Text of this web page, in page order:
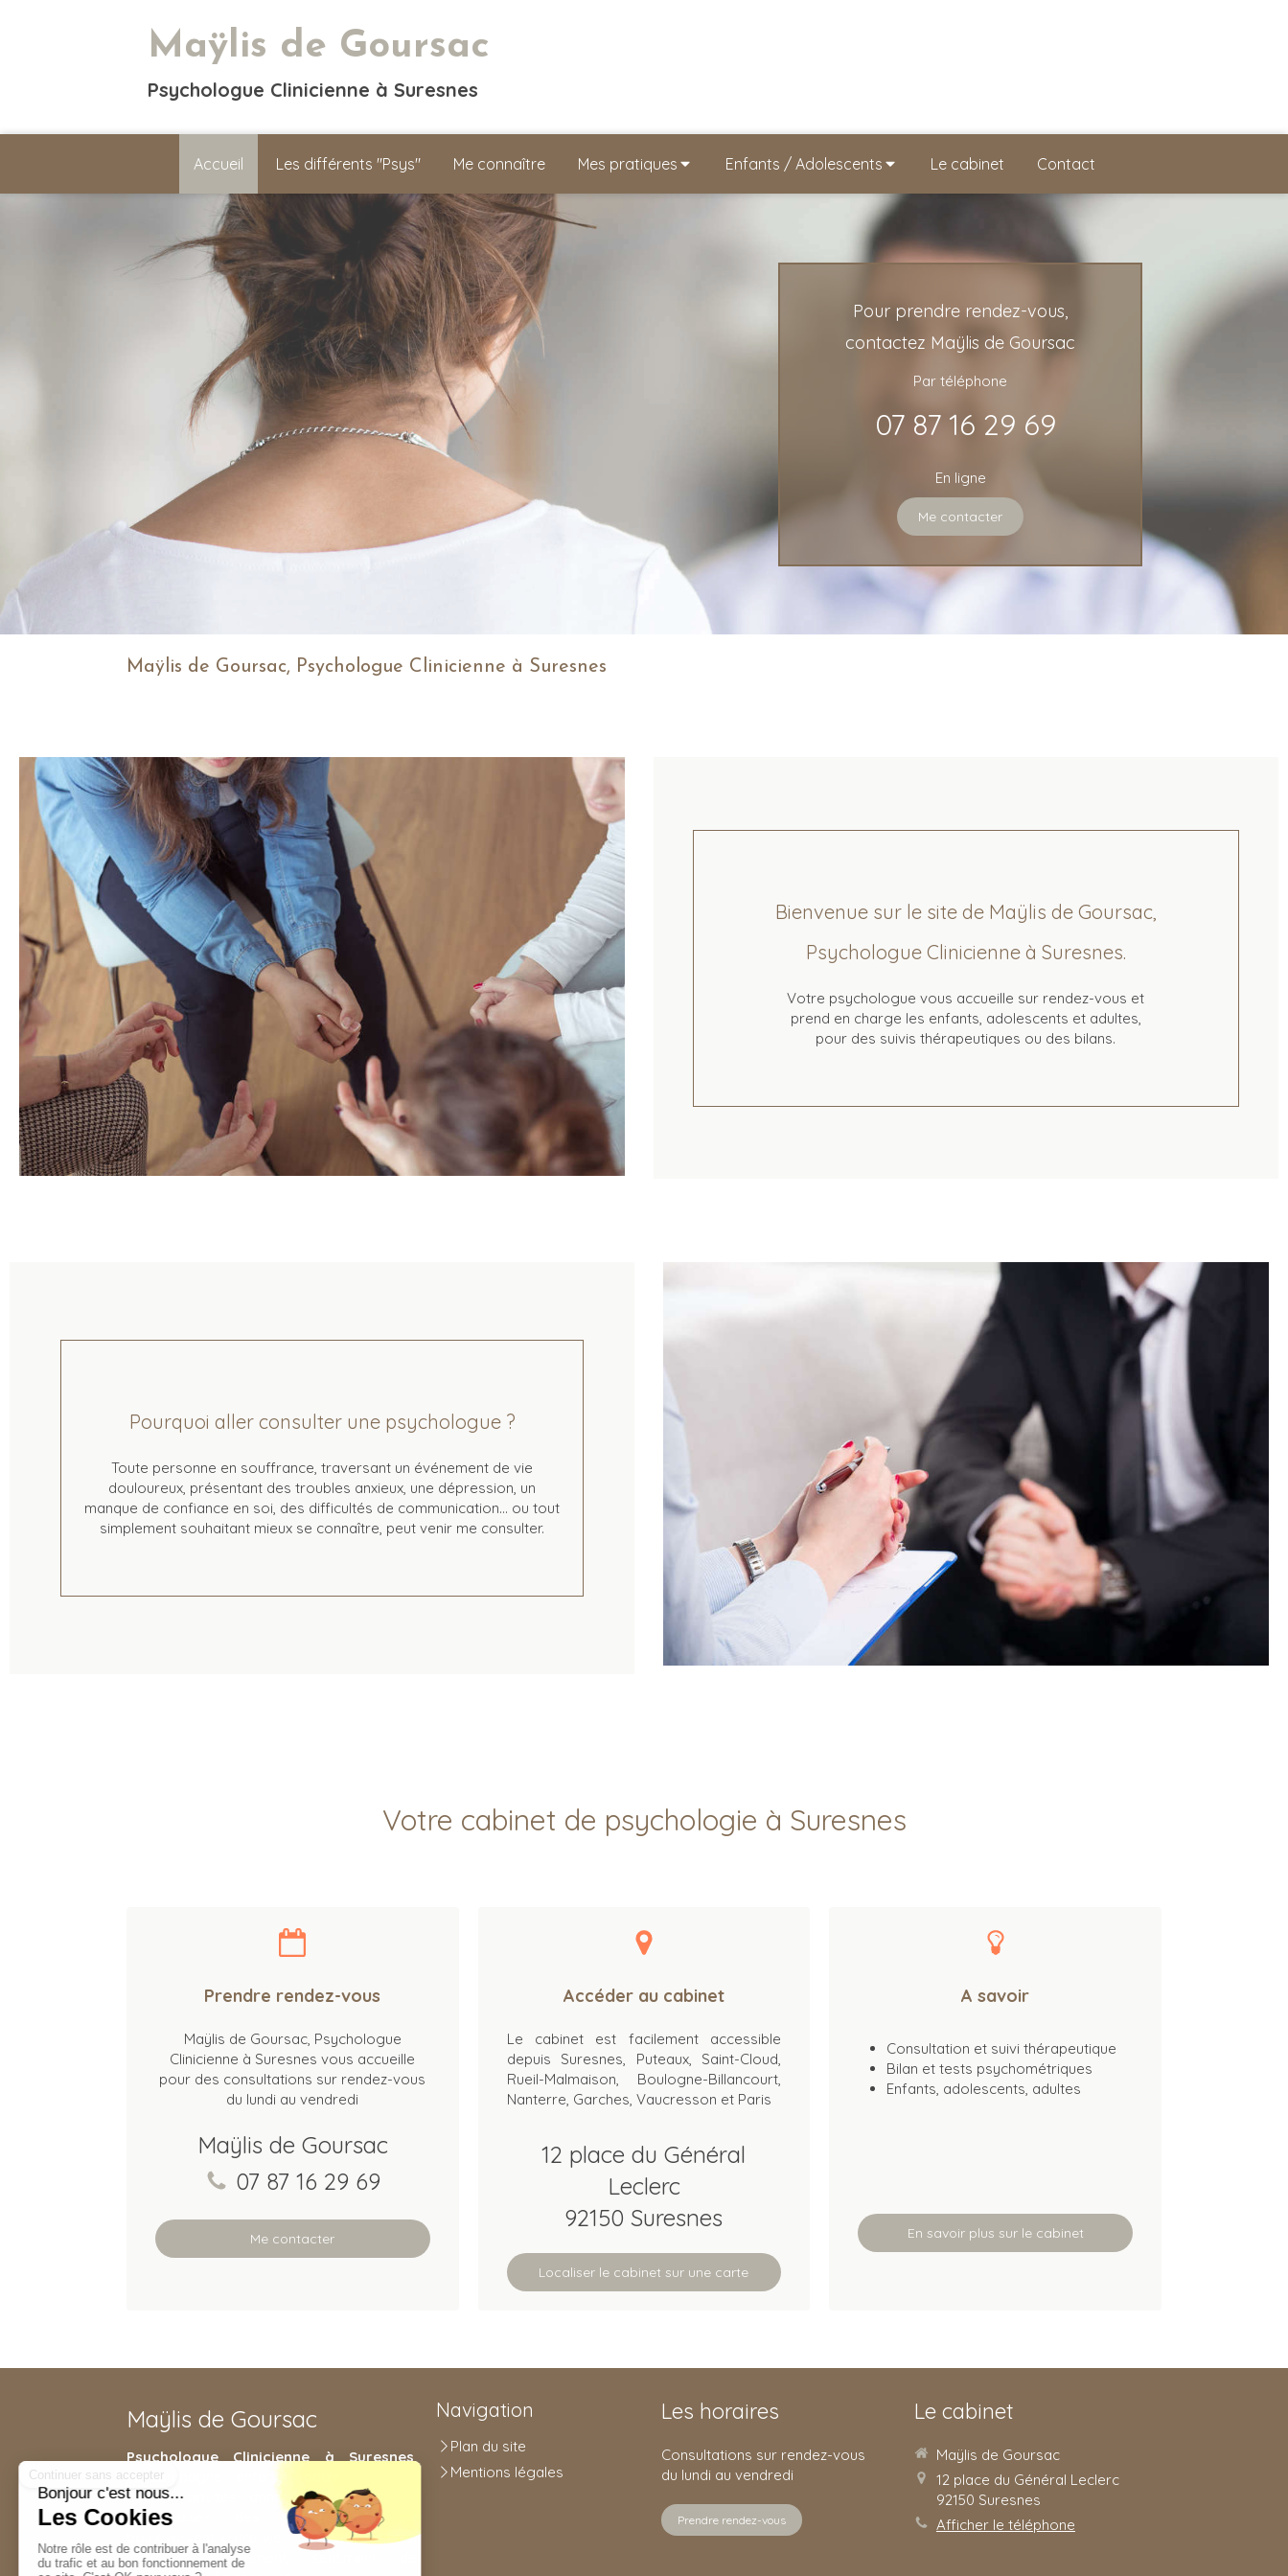
Maÿlis de Goursac
Psychologue Clinicienne à Suresnes
Accueil Les différents "Psys" Me connaître Mes pratiques Enfants / Adolescents Le cabinet Contact
Pour prendre rendez-vous,
contactez Maÿlis de Goursac
Par téléphone
07 87 16 29 69
En ligne
Me contacter
Maÿlis de Goursac, Psychologue Clinicienne à Suresnes
Bienvenue sur le site de Maÿlis de Goursac,
Psychologue Clinicienne à Suresnes.
Votre psychologue vous accueille sur rendez-vous et
prend en charge les enfants, adolescents et adultes,
pour des suivis thérapeutiques ou des bilans.
Pourquoi aller consulter une psychologue ?
Toute personne en souffrance, traversant un événement de vie
douloureux, présentant des troubles anxieux, une dépression, un
manque de confiance en soi, des difficultés de communication… ou tout
simplement souhaitant mieux se connaître, peut venir me consulter.
Votre cabinet de psychologie à Suresnes
Prendre rendez-vous
Maÿlis de Goursac, Psychologue
Clinicienne à Suresnes vous accueille
pour des consultations sur rendez-vous
du lundi au vendredi
Maÿlis de Goursac
07 87 16 29 69
Me contacter
Accéder au cabinet
Le cabinet est facilement accessible
depuis Suresnes, Puteaux, Saint-Cloud,
Rueil-Malmaison, Boulogne-Billancourt,
Nanterre, Garches, Vaucresson et Paris
12 place du Général
Leclerc
92150 Suresnes
Localiser le cabinet sur une carte
A savoir
Consultation et suivi thérapeutique
Bilan et tests psychométriques
Enfants, adolescents, adultes
En savoir plus sur le cabinet
Maÿlis de Goursac
Psychologue Clinicienne à Suresnes,
j'accompagne enfants, adolescents ou
encore adultes dans le but de vous
débarrasser des déséquilibres qui
bouleversent votre vie : divorce, mal-être,
impulsivité, isolement, sentiment de
Navigation
Plan du site
Mentions légales
Les horaires
Consultations sur rendez-vous
du lundi au vendredi
Prendre rendez-vous
Le cabinet
Maÿlis de Goursac
12 place du Général Leclerc
92150 Suresnes
Afficher le téléphone